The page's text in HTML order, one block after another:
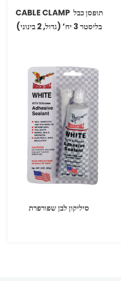
‏תופסן כבל ‏‏ ‏CABLE CLAMP
בליסטר 3 יח’ ‏(גדול, 2 בינוני‏)
סיליקון לבן שפורפרת